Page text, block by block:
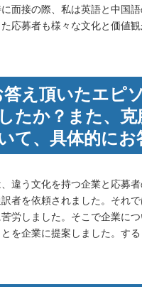
面接の際、私は英語と中国
応募者も様々な文化と価値
え頂いたエピ
たか？また、
て、具体的にお
違う文化を持つ企業と応募
者を依頼されました。それ
労しました。そこで企業に
を企業に提案しました。す